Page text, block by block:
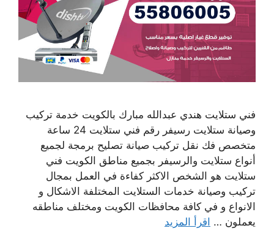
فني ستلايت هندي عبدالله مبارك بالكويت خدمة تركيب
وصيانة ستلايت رسيفر رقم فني ستلايت 24 ساعة
متخصص فك نقل تركيب صيانة تصليح برمجة لجميع
أنواع ستلايت والرسيفر بجميع مناطق الكويت فني
ستلايت هو الشخص الاكثر كفاءة في العمل بمجال
تركيب وصيانة خدمات الستلايت المختلفة الاشكال و
الانواع و في كافة محافظات الكويت ومختلف مناطقه
يعملون … اقرأ المزيد